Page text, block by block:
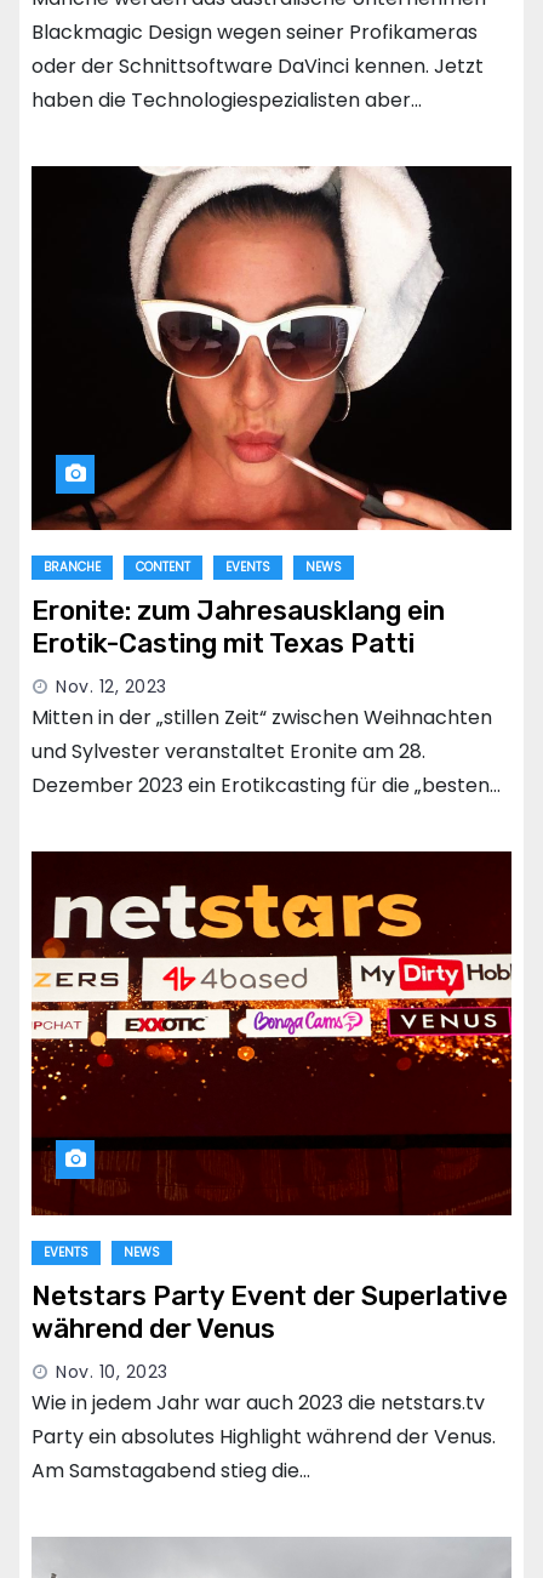
Blackmagic Design wegen seiner Profikameras
oder der Schnittsoftware DaVinci kennen. Jetzt
haben die Technologiespezialisten aber…
BRANCHE CONTENT EVENTS NEWS
Eronite: zum Jahresausklang ein
Erotik-Casting mit Texas Patti
Nov. 12, 2023
Mitten in der „stillen Zeit“ zwischen Weihnachten
und Sylvester veranstaltet Eronite am 28.
Dezember 2023 ein Erotikcasting für die „besten…
EVENTS NEWS
Netstars Party Event der Superlative
während der Venus
Nov. 10, 2023
Wie in jedem Jahr war auch 2023 die netstars.tv
Party ein absolutes Highlight während der Venus.
Am Samstagabend stieg die…